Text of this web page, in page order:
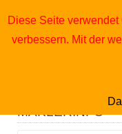
MAKLERINFO
Diese Seite
verbessern. Mit der